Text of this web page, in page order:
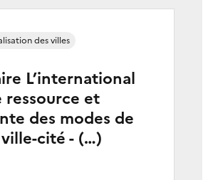
L’international
ressource et
des modes de
cité - (…)
des villes